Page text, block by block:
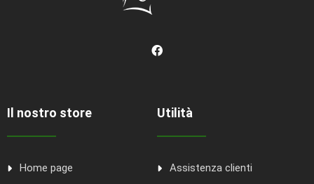
Il nostro store
Home page
Utilità
Assistenza clienti